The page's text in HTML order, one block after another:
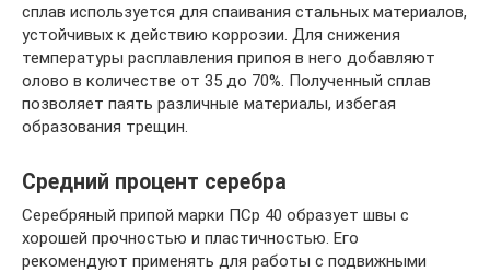
сплав используется для спаивания стальных материалов,
устойчивых к действию коррозии. Для снижения
температуры расплавления припоя в него добавляют
олово в количестве от 35 до 70%. Полученный сплав
позволяет паять различные материалы, избегая
образования трещин.
Средний процент серебра
Серебряный припой марки ПСр 40 образует швы с
хорошей прочностью и пластичностью. Его
рекомендуют применять для работы с подвижными